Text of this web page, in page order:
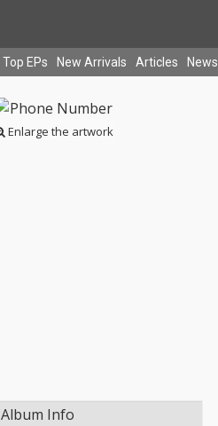
Top EPs New Arrivals Articles News
Enlarge the artwork
Album Info